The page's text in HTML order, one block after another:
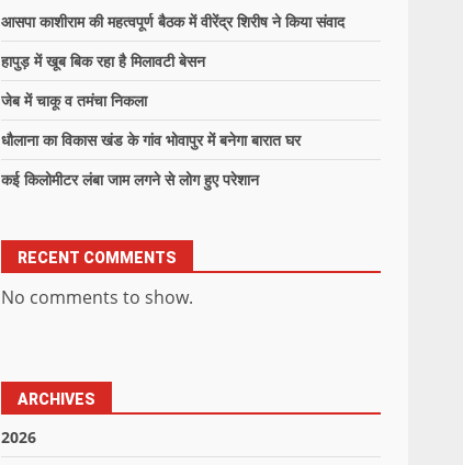
आसपा काशीराम की महत्वपूर्ण बैठक में वीरेंद्र शिरीष ने किया संवाद
हापुड़ में खूब बिक रहा है मिलावटी बेसन
जेब में चाकू व तमंचा निकला
धौलाना का विकास खंड के गांव भोवापुर में बनेगा बारात घर
कई किलोमीटर लंबा जाम लगने से लोग हुए परेशान
RECENT COMMENTS
No comments to show.
ARCHIVES
2026